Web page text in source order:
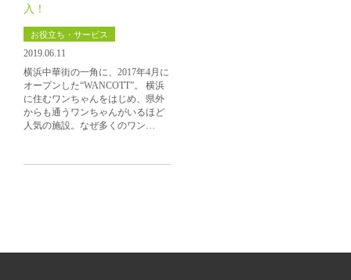
入！
お役立ち・サービス
2019.06.11
横浜中華街の一角に、2017年4月に
オープンした“WANCOTT”。 横浜
に住むワンちゃんをはじめ、県外
からも通うワンちゃんがいるほど
人気の施設。なぜ多くのワン…